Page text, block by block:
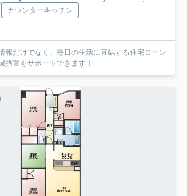
カウンターキッチン
報だけでなく、毎日の生活に直結する住宅ローン
措置もサポートできます！